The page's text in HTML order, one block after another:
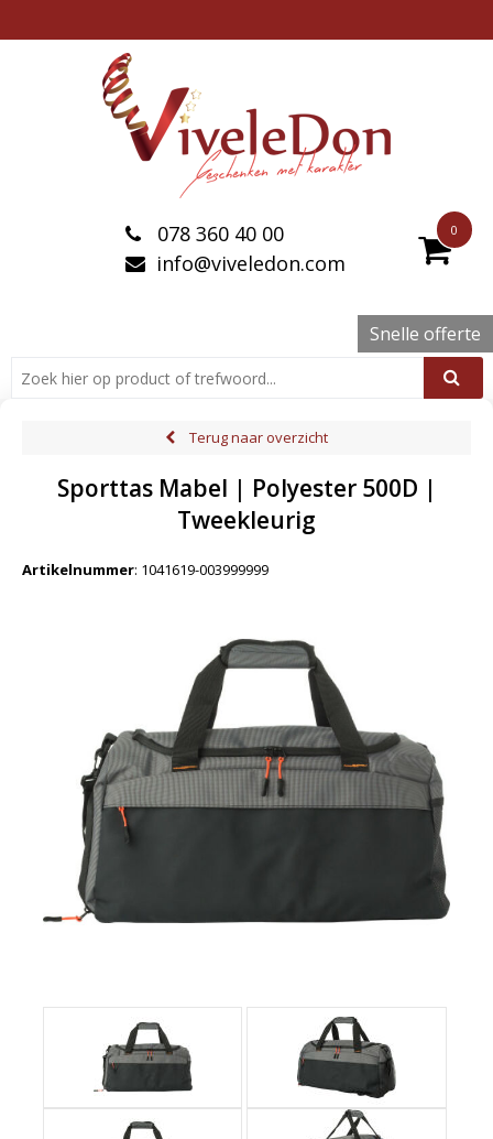
0
078 360 40 00
info@viveledon.com
Snelle offerte
Terug naar overzicht
Sporttas Mabel | Polyester 500D |
Tweekleurig
Artikelnummer: 1041619-003999999